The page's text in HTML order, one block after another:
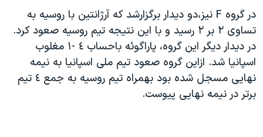
در گروه F نیز،دو دیدار برگزارشد که آرژانتین با روسیه به
تساوی ٢ بر ٢ رسید و با این نتیجه تیم روسیه صعود کرد.
در دیدار دیگر این گروه، پاراگوئه باحساب ٤ -١ مغلوب
اسپانیا شد. ازاین گروه صعود تیم ملی اسپانیا به نیمه
نهایی مسجل شده بود بهمراه تیم روسیه به جمع ٤ تیم
برتر در نیمه نهایی پیوست.